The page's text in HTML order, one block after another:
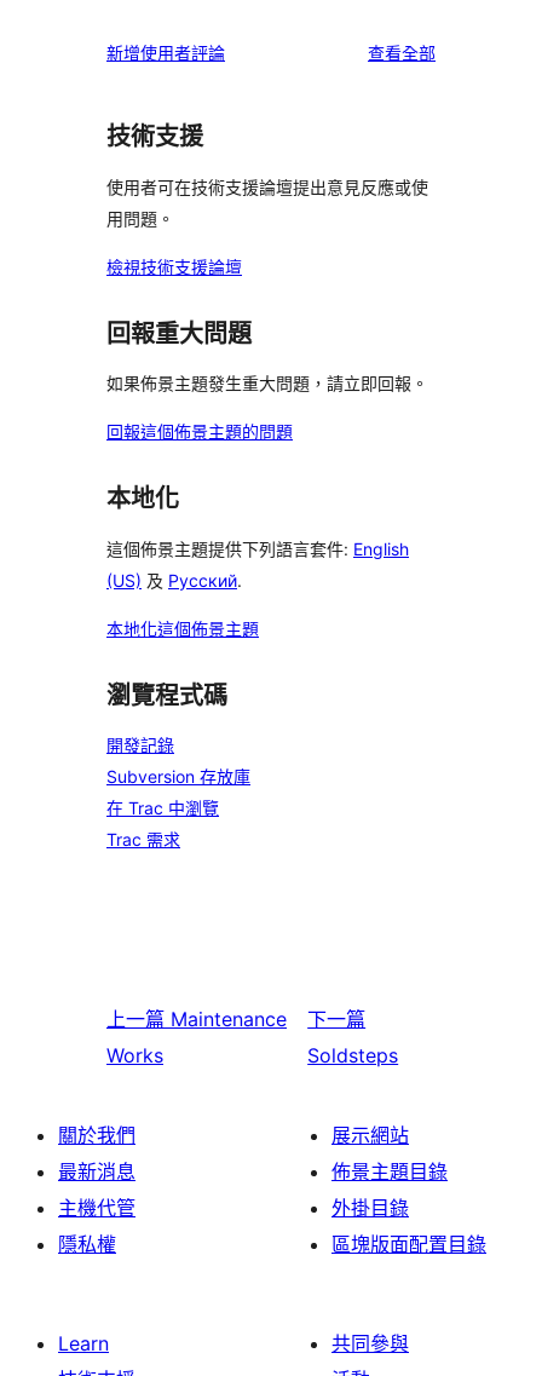
新增使用者評論 查看全部使
技術支援
使用者可在技術支援論壇提出意見反應或使
用問題。
檢視技術支援論壇
回報重大問題
如果佈景主題發生重大問題，請立即回報。
回報這個佈景主題的問題
本地化
這個佈景主題提供下列語言套件: English
(US) 及 Русский.
本地化這個佈景主題
瀏覽程式碼
開發記錄
Subversion 存放庫
在 Trac 中瀏覽
Trac 需求
上一篇 Maintenance
Works
下一篇
Soldsteps
關於我們
最新消息
主機代管
隱私權
展示網站
佈景主題目錄
外掛目錄
區塊版面配置目錄
Learn
共同參與